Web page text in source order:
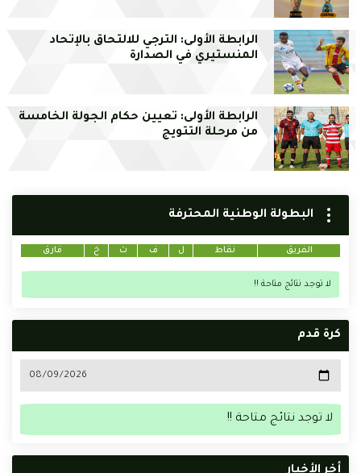
الرابطة الأولى: الترجي للالتحاق بالإتحاد
المنستيري في الصدارة
الرابطة الأولى: تعيين حكام الجولة الخامسة
من مرحلة التتويج
البطولة الوطنية المحترفة
الفريق نقاط ل ف ت خ فارق
لا توجد نتائج متاحة !!
كرة قدم
لا توجد نتائج متاحة !!